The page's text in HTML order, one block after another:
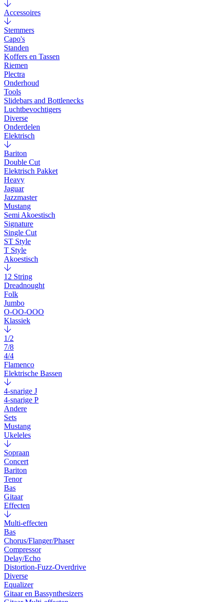
Accessoires
Stemmers
Capo's
Standen
Koffers en Tassen
Riemen
Plectra
Onderhoud
Tools
Slidebars and Bottlenecks
Luchtbevochtigers
Diverse
Onderdelen
Elektrisch
Bariton
Double Cut
Elektrisch Pakket
Heavy
Jaguar
Jazzmaster
Mustang
Semi Akoestisch
Signature
Single Cut
ST Style
T Style
Akoestisch
12 String
Dreadnought
Folk
Jumbo
O-OO-OOO
Klassiek
1/2
7/8
4/4
Flamenco
Elektrische Bassen
4-snarige J
4-snarige P
Andere
Sets
Mustang
Ukeleles
Sopraan
Concert
Bariton
Tenor
Bas
Gitaar
Effecten
Multi-effecten
Bas
Chorus/Flanger/Phaser
Compressor
Delay/Echo
Distortion-Fuzz-Overdrive
Diverse
Equalizer
Gitaar en Bassynthesizers